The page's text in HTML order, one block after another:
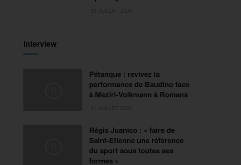
Interview
Pétanque : revivez la
performance de Baudino face
à Meziri-Volkmann à Romans
Régis Juanico : « faire de
Saint-Etienne une référence
du sport sous toutes ses
formes »